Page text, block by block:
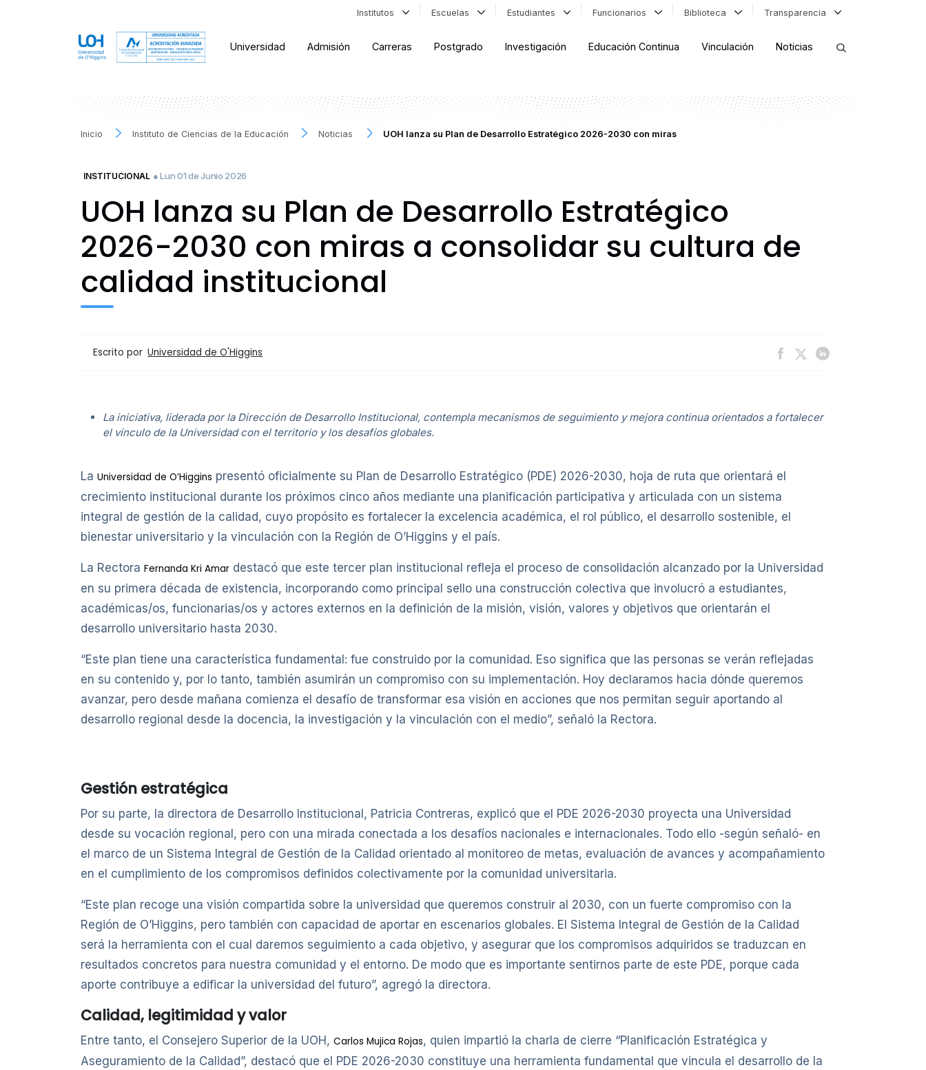
Institutos Escuelas Estudiantes Funcionarios Biblioteca Transparencia
Universidad Admisión Carreras Postgrado Investigación Educación Continua Vinculación Noticias
Inicio Instituto de Ciencias de la Educación Noticias UOH lanza su Plan de Desarrollo Estratégico 2026-2030 con miras
INSTITUCIONAL ● Lun 01 de Junio 2026
UOH lanza su Plan de Desarrollo Estratégico
2026-2030 con miras a consolidar su cultura de
calidad institucional
Escrito por Universidad de O'Higgins
La iniciativa, liderada por la Dirección de Desarrollo Institucional, contempla mecanismos de seguimiento y mejora continua orientados a fortalecer
el vínculo de la Universidad con el territorio y los desafíos globales.
La Universidad de O’Higgins presentó oficialmente su Plan de Desarrollo Estratégico (PDE) 2026-2030, hoja de ruta que orientará el
crecimiento institucional durante los próximos cinco años mediante una planificación participativa y articulada con un sistema
integral de gestión de la calidad, cuyo propósito es fortalecer la excelencia académica, el rol público, el desarrollo sostenible, el
bienestar universitario y la vinculación con la Región de O’Higgins y el país.
La Rectora Fernanda Kri Amar destacó que este tercer plan institucional refleja el proceso de consolidación alcanzado por la Universidad
en su primera década de existencia, incorporando como principal sello una construcción colectiva que involucró a estudiantes,
académicas/os, funcionarias/os y actores externos en la definición de la misión, visión, valores y objetivos que orientarán el
desarrollo universitario hasta 2030.
“Este plan tiene una característica fundamental: fue construido por la comunidad. Eso significa que las personas se verán reflejadas
en su contenido y, por lo tanto, también asumirán un compromiso con su implementación. Hoy declaramos hacia dónde queremos
avanzar, pero desde mañana comienza el desafío de transformar esa visión en acciones que nos permitan seguir aportando al
desarrollo regional desde la docencia, la investigación y la vinculación con el medio”, señaló la Rectora.
Gestión estratégica
Por su parte, la directora de Desarrollo Institucional, Patricia Contreras, explicó que el PDE 2026-2030 proyecta una Universidad
desde su vocación regional, pero con una mirada conectada a los desafíos nacionales e internacionales. Todo ello -según señaló- en
el marco de un Sistema Integral de Gestión de la Calidad orientado al monitoreo de metas, evaluación de avances y acompañamiento
en el cumplimiento de los compromisos definidos colectivamente por la comunidad universitaria.
“Este plan recoge una visión compartida sobre la universidad que queremos construir al 2030, con un fuerte compromiso con la
Región de O’Higgins, pero también con capacidad de aportar en escenarios globales. El Sistema Integral de Gestión de la Calidad
será la herramienta con el cual daremos seguimiento a cada objetivo, y asegurar que los compromisos adquiridos se traduzcan en
resultados concretos para nuestra comunidad y el entorno. De modo que es importante sentirnos parte de este PDE, porque cada
aporte contribuye a edificar la universidad del futuro”, agregó la directora.
Calidad, legitimidad y valor
Entre tanto, el Consejero Superior de la UOH, Carlos Mujica Rojas, quien impartió la charla de cierre “Planificación Estratégica y
Aseguramiento de la Calidad”, destacó que el PDE 2026-2030 constituye una herramienta fundamental que vincula el desarrollo de la